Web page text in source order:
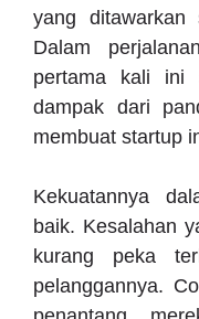
yang ditawarkan
Dalam
pertama kali ini
dampak dari
membuat startup
Kekuatannya
baik. Kesalahan
kurang peka
pelanggannya.